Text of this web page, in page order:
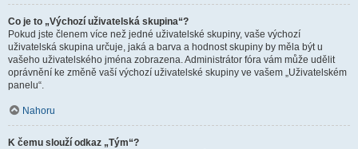
Co je to „Výchozí uživatelská skupina“?
Pokud jste členem více než jedné uživatelské skupiny, vaše výchozí
uživatelská skupina určuje, jaká a barva a hodnost skupiny by měla být u
vašeho uživatelského jména zobrazena. Administrátor fóra vám může udělit
oprávnění ke změně vaší výchozí uživatelské skupiny ve vašem „Uživatelském
panelu“.
Nahoru
K čemu slouží odkaz „Tým“?